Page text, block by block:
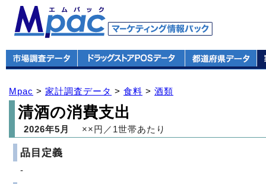
Mpac > 家計調査データ > 食料 > 酒類
清酒の消費支出
2026年5月 ××円／1世帯あたり
品目定義
-